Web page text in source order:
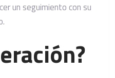
un seguimiento con su